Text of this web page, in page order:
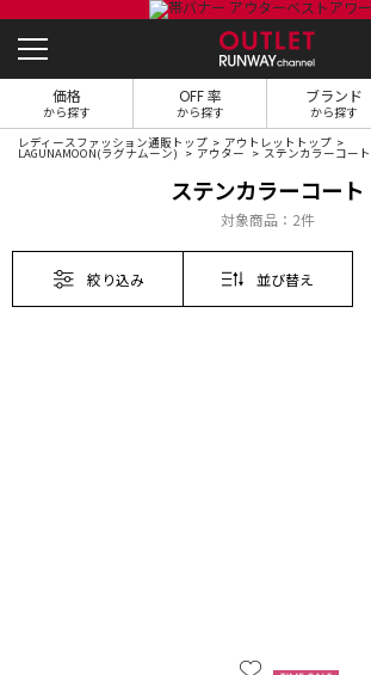
価格
から探す
OFF 率
から探す
ブランド
から探す
レディースファッション通販トップ アウトレットトップ
LAGUNAMOON(ラグナムーン) アウター ステンカラーコート
ステンカラーコート
対象商品： 2件
絞り込み 並び替え